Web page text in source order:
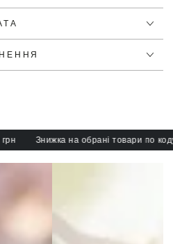
Знижка на обрані товари по коду: